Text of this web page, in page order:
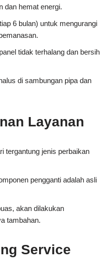
dan hemat energi.
6 bulan) untuk mengurangi
tidak terhalang dan bersih
di sambungan pipa dan
Layanan
tergantung jenis perbaikan
pengganti adalah asli
akan dilakukan
tambahan.
Service